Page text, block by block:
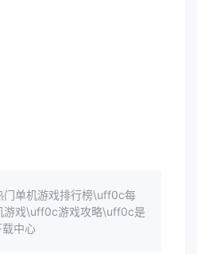
门单机游戏排行榜\uff0c每
游戏\uff0c游戏攻略\uff0c是
中心